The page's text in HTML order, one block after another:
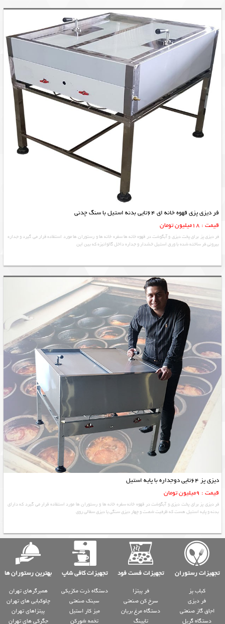
فر دیزی پزی قهوه خانه ای 64تایی بدنه استیل با سنگ چدنی
قیمت : 18میلیون تومان
فر دیزی پز برای پخت دیزی و آبگوشت در قهوه خانه ها سفره خانه ها و رستوران ها مورد استفاده قرار می گیرد و جداره
بیرونی فر ساخته شده با ورق استیل خشدار و جداره داخل گالوانیزه که بین این
دیزی پز 64تایی دوجداره با پایه استیل
قیمت : 9میلیون تومان
فر دیزی پز برای پخت دیزی و آبگوشت در قهوه خانه سفره خانه ها و رستوران ها مورد استفاده قرار می گیرد که دارای
بدنه و پایه استیل هست که ظرفیت شصت و چهار دیزی سنگی یا دیزی سفالی روی
تجهیزات رستوران تجهیزات فست فود تجهیزات کافی شاپ بهترین رستوران ها
کباب پز
فر دیزی
اجاق گاز صنعتی
دستگاه گریل
فر پیتزا
سرخ کن صنعتی
دستگاه مرغ بریان
تاپینگ
دستگاه ذرت مکزیکی
سینک صنعتی
میز کار استیل
تخمه شورکن
همبرگرهای تهران
چلوکبابی های تهران
پیتزاهای تهران
جگرکی های تهران